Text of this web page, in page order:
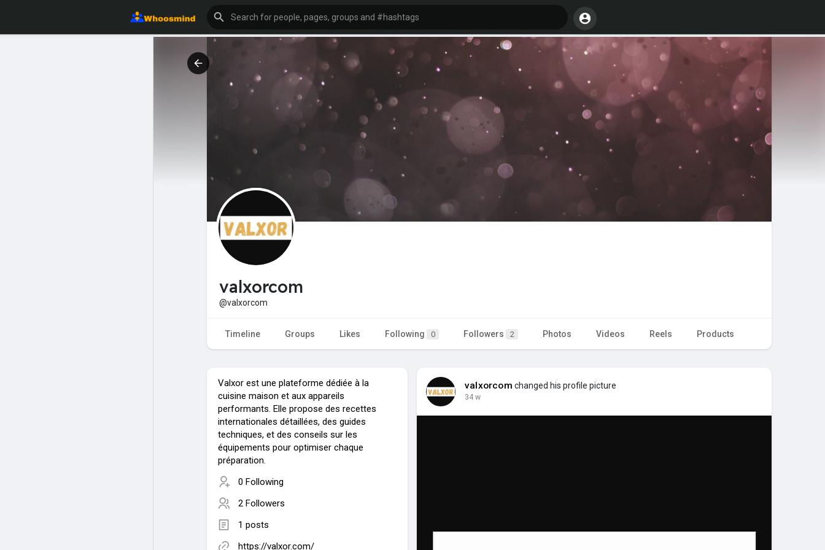
valxorcom
@valxorcom
Timeline Groups Likes Following 0 Followers 2 Photos Videos Reels Products
Valxor est une plateforme dédiée à la
cuisine maison et aux appareils
performants. Elle propose des recettes
internationales détaillées, des guides
techniques, et des conseils sur les
équipements pour optimiser chaque
préparation.
0 Following
2 Followers
1 posts
https://valxor.com/
valxorcom changed his profile picture
34 w